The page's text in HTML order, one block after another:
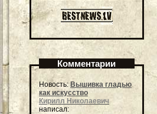
Комментарии
Новость: Вышивка гладью
как искусство
Кирилл Николаевич
написал: